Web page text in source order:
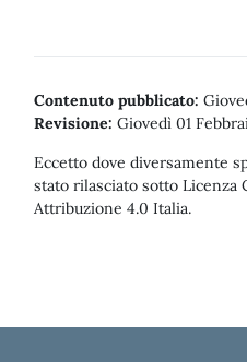
Contenuto pubblicato:
Revisione: Giovedì 01
Eccetto dove diversamente
stato rilasciato sotto Licenza
Attribuzione 4.0 Italia.